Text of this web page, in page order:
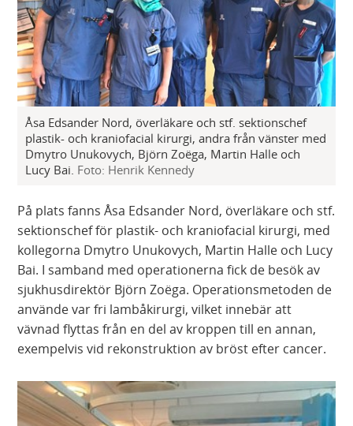
Åsa Edsander Nord, överläkare och stf. sektionschef
plastik- och kraniofacial kirurgi, andra från vänster med
Dmytro Unukovych, Björn Zoëga, Martin Halle och
Lucy Bai. Foto: Henrik Kennedy
På plats fanns Åsa Edsander Nord, överläkare och stf.
sektionschef för plastik- och kraniofacial kirurgi, med
kollegorna Dmytro Unukovych, Martin Halle och Lucy
Bai. I samband med operationerna fick de besök av
sjukhusdirektör Björn Zoëga. Operationsmetoden de
använde var fri lambåkirurgi, vilket innebär att
vävnad flyttas från en del av kroppen till en annan,
exempelvis vid rekonstruktion av bröst efter cancer.